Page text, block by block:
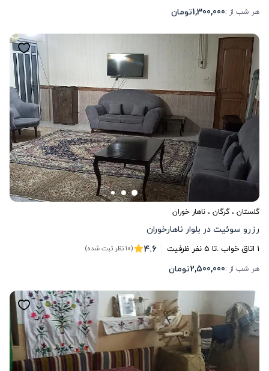
هر شب از :1,300,000تومان
گلستان ،گرگان ، ناهار خوران
رزرو سوئیت در بلوار ناهارخوران
1 اتاق خواب .تا 5نفر ظرفیت 4.6 (10 نظر ثبت شده)
هر شب از :2,500,000تومان